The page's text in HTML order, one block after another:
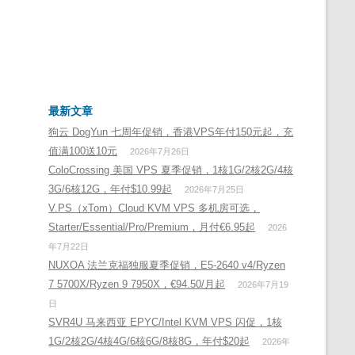
最新文章
狗云 DogYun 七周年促销，香港VPS年付150元起，充
值满100送10元
2026年7月26日
ColoCrossing 美国 VPS 夏季促销，1核1G/2核2G/4核
3G/6核12G，年付$10.99起
2026年7月25日
V.PS（xTom）Cloud KVM VPS 多机房可选，
Starter/Essential/Pro/Premium，月付€6.95起
2026
年7月22日
NUXOA 法兰克福独服夏季促销，E5-2640 v4/Ryzen
7 5700X/Ryzen 9 7950X，€94.50/月起
2026年7月19
日
SVR4U 马来西亚 EPYC/Intel KVM VPS 闪促，1核
1G/2核2G/4核4G/6核6G/8核8G，年付$20起
2026年